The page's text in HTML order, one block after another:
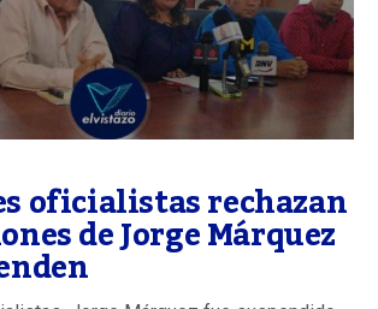
oficialistas rechazan
de Jorge Márquez